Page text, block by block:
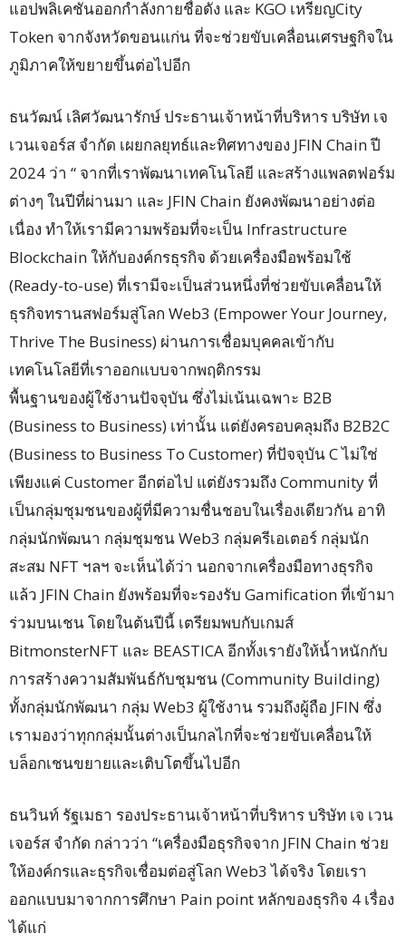
แอปพลิเคชันออกกำลังกายชื่อดัง และ KGO เหรียญCity
Token จากจังหวัดขอนแก่น ที่จะช่วยขับเคลื่อนเศรษฐกิจใน
ภูมิภาคให้ขยายขึ้นต่อไปอีก
ธนวัฒน์ เลิศวัฒนารักษ์ ประธานเจ้าหน้าที่บริหาร บริษัท เจ
เวนเจอร์ส จํากัด เผยกลยุทธ์และทิศทางของ JFIN Chain ปี
2024 ว่า “ จากที่เราพัฒนาเทคโนโลยี และสร้างแพลตฟอร์ม
ต่างๆ ในปีที่ผ่านมา และ JFIN Chain ยังคงพัฒนาอย่างต่อ
เนื่อง ทำให้เรามีความพร้อมที่จะเป็น Infrastructure
Blockchain ให้กับองค์กรธุรกิจ ด้วยเครื่องมือพร้อมใช้
(Ready-to-use) ที่เรามีจะเป็นส่วนหนึ่งที่ช่วยขับเคลื่อนให้
ธุรกิจทรานสฟอร์มสู่โลก Web3 (Empower Your Journey,
Thrive The Business) ผ่านการเชื่อมบุคคลเข้ากับ
เทคโนโลยีที่เราออกแบบจากพฤติกรรม
พื้นฐานของผู้ใช้งานปัจจุบัน ซึ่งไม่เน้นเฉพาะ B2B
(Business to Business) เท่านั้น แต่ยังครอบคลุมถึง B2B2C
(Business to Business To Customer) ที่ปัจจุบัน C ไม่ใช่
เพียงแค่ Customer อีกต่อไป แต่ยังรวมถึง Community ที่
เป็นกลุ่มชุมชนของผู้ที่มีความชื่นชอบในเรื่องเดียวกัน อาทิ
กลุ่มนักพัฒนา กลุ่มชุมชน Web3 กลุ่มครีเอเตอร์ กลุ่มนัก
สะสม NFT ฯลฯ จะเห็นได้ว่า นอกจากเครื่องมือทางธุรกิจ
แล้ว JFIN Chain ยังพร้อมที่จะรองรับ Gamification ที่เข้ามา
ร่วมบนเชน โดยในต้นปีนี้ เตรียมพบกับเกมส์
BitmonsterNFT และ BEASTICA อีกทั้งเรายังให้น้ำหนักกับ
การสร้างความสัมพันธ์กับชุมชน (Community Building)
ทั้งกลุ่มนักพัฒนา กลุ่ม Web3 ผู้ใช้งาน รวมถึงผู้ถือ JFIN ซึ่ง
เรามองว่าทุกกลุ่มนั้นต่างเป็นกลไกที่จะช่วยขับเคลื่อนให้
บล็อกเชนขยายและเติบโตขึ้นไปอีก
ธนวินท์ รัฐเมธา รองประธานเจ้าหน้าที่บริหาร บริษัท เจ เวน
เจอร์ส จํากัด กล่าวว่า “เครื่องมือธุรกิจจาก JFIN Chain ช่วย
ให้องค์กรและธุรกิจเชื่อมต่อสู่โลก Web3 ได้จริง โดยเรา
ออกแบบมาจากการศึกษา Pain point หลักของธุรกิจ 4 เรื่อง
ได้แก่